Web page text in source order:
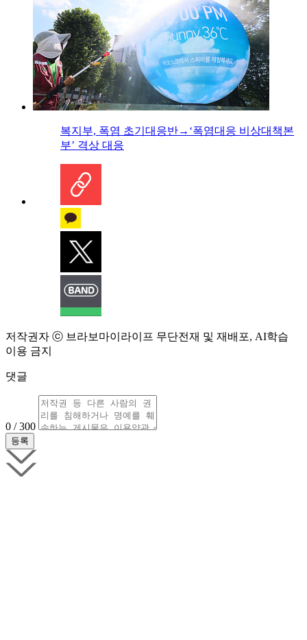
복지부, 폭염 초기대응반→‘폭염대응 비상대책본
부’ 격상 대응
저작권자 ⓒ 브라보마이라이프 무단전재 및 재배포, AI학습
이용 금지
댓글
0 / 300